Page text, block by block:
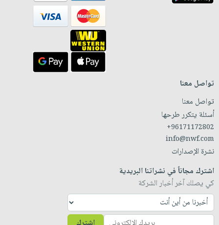
تواصل معنا
تواصل معنا
أسئلة يتكرر طرحها
+96171172802
info@nwf.com
نشرة الإصدارات
اشترك مجاناً في نشراتنا البريدية
كي يصلك آخر أخبار الشركة